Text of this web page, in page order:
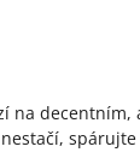
na decentním,